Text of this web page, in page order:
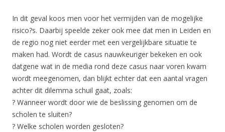
In dit geval koos men voor het vermijden van de mogelijke
risico?s. Daarbij speelde zeker ook mee dat men in Leiden en
de regio nog niet eerder met een vergelijkbare situatie te
maken had. Wordt de casus nauwkeuriger bekeken en ook
datgene wat in de media rond deze casus naar voren kwam
wordt meegenomen, dan blijkt echter dat een aantal vragen
achter dit dilemma schuil gaat, zoals:
? Wanneer wordt door wie de beslissing genomen om de
scholen te sluiten?
? Welke scholen worden gesloten?